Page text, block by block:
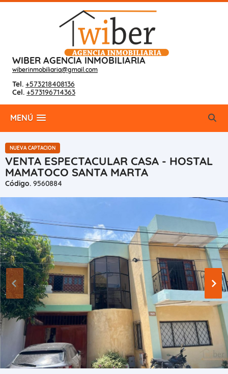
WIBER AGENCIA INMOBILIARIA
wiberinmobiliaria@gmail.com
Tel. +573218408136
Cel. +573196714363
MENÚ
NUEVA CAPTACION
VENTA ESPECTACULAR CASA - HOSTAL
MAMATOCO SANTA MARTA
Código. 9560884